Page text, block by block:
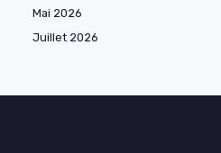
Mai 2026
Juillet 2026